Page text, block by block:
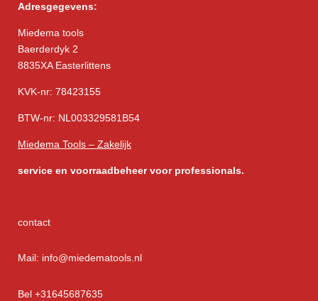
Adresgegevens:
Miedema tools
Baerderdyk 2
8835XA Easterlittens
KVK-nr: 78423155
BTW-nr: NL003329581B54
Miedema Tools – Zakelijk
service en voorraadbeheer voor professionals.
contact
Mail: info@miedematools.nl
Bel +31645687635